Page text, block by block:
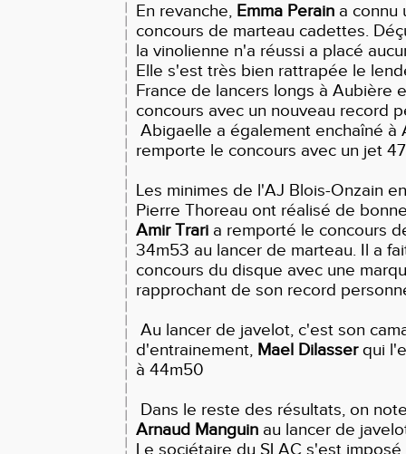
En revanche, Emma Perain a connu
concours de marteau cadettes.
la vinolienne n'a réussi a placé
Elle s'est très bien rattrapée le
France de lancers longs à Aubière
concours avec un nouveau record
Abigaelle a également enchaîné à
remporte le concours avec un jet
Les minimes de l'AJ Blois-Onzain
Pierre Thoreau ont réalisé de
Amir Trari a remporté le concours
34m53 au lancer de marteau. Il a
concours du disque avec une
rapprochant de son record
Au lancer de javelot, c'est son
d'entrainement, Mael Dilasserqui
à 44m50
Dans le reste des résultats, on
Arnaud Manguin au lancer de
Le sociétaire du SLAC s'est